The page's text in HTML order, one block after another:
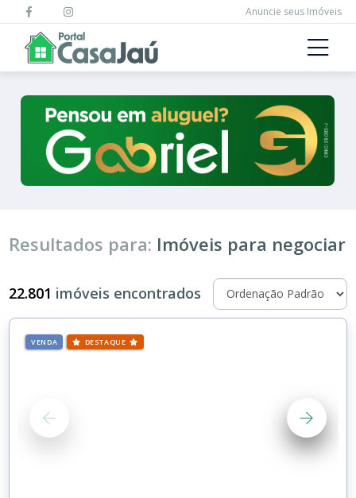
Anuncie seus Imóveis
Resultados para: Imóveis para negociar
22.801 imóveis encontrados
VENDA DESTAQUE